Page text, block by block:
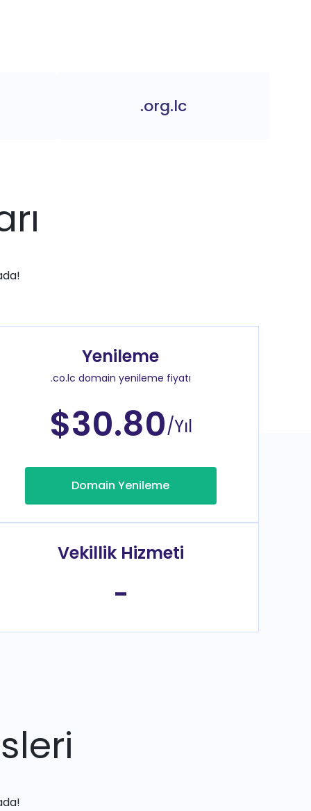
.org.lc
Yenileme
.co.lc domain yenileme fiyatı
$30.80/Yıl
Domain Yenileme
Vekillik Hizmeti
-